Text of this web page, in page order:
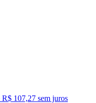
R$ 107,27 sem juros